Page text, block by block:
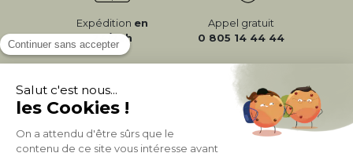
Expédition en
24/72h
Appel gratuit
0 805 14 44 44
À PROPOS DE MILIBOO